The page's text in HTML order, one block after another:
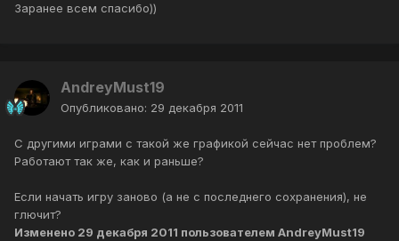
Заранее всем спасибо))
AndreyMust19
Опубликовано: 29 декабря 2011
С другими играми с такой же графикой сейчас нет проблем?
Работают так же, как и раньше?
Если начать игру заново (а не с последнего сохранения), не
глючит?
Изменено 29 декабря 2011 пользователем AndreyMust19